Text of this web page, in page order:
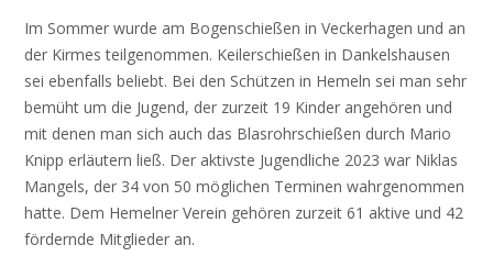
Im Sommer wurde am Bogenschießen in Veckerhagen und an
der Kirmes teilgenommen. Keilerschießen in Dankelshausen
sei ebenfalls beliebt. Bei den Schützen in Hemeln sei man sehr
bemüht um die Jugend, der zurzeit 19 Kinder angehören und
mit denen man sich auch das Blasrohrschießen durch Mario
Knipp erläutern ließ. Der aktivste Jugendliche 2023 war Niklas
Mangels, der 34 von 50 möglichen Terminen wahrgenommen
hatte. Dem Hemelner Verein gehören zurzeit 61 aktive und 42
fördernde Mitglieder an.